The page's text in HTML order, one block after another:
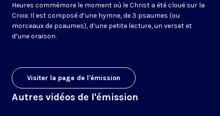
Heures commémore le moment où le Christ a été cloué sur la
Croix. Il est composé d’une hymne, de 3 psaumes (ou
morceaux de psaumes), d’une petite lecture, un verset et
d’une oraison.
Visiter la page de l'émission
Autres vidéos de l'émission